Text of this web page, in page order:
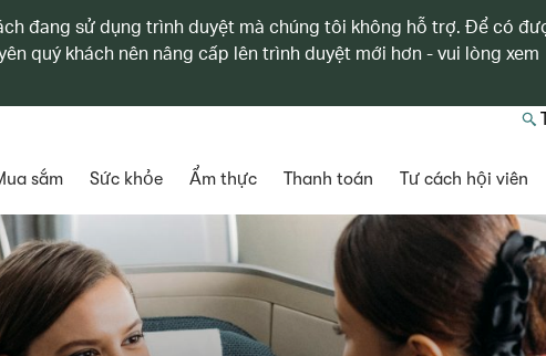
đang sử dụng trình duyệt mà chúng tôi không hỗ trợ. Để có
quý khách nên nâng cấp lên trình duyệt mới hơn - vui lòng xem
sắm Sức khỏe Ẩm thực Thanh toán Tư cách hội viên